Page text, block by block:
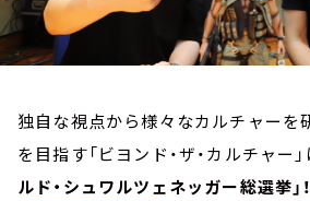
独自な視点から様々なカルチャーを
を目指す「ビヨンド・ザ・カルチャー
ルド・シュワルツェネッガー総選挙」！